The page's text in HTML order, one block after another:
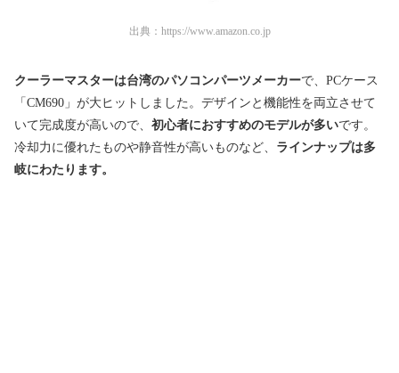
出典： https://www.amazon.co.jp
クーラーマスターは台湾のパソコンパーツメーカーで、PCケース
「CM690」が大ヒットしました 。 デザインと機能性を両立させて
いて完成度が高いので、 初心者におすすめのモデルが多いです。
冷却力に優れたものや静音性が高いものなど、 ラインナップは多
岐にわたります。